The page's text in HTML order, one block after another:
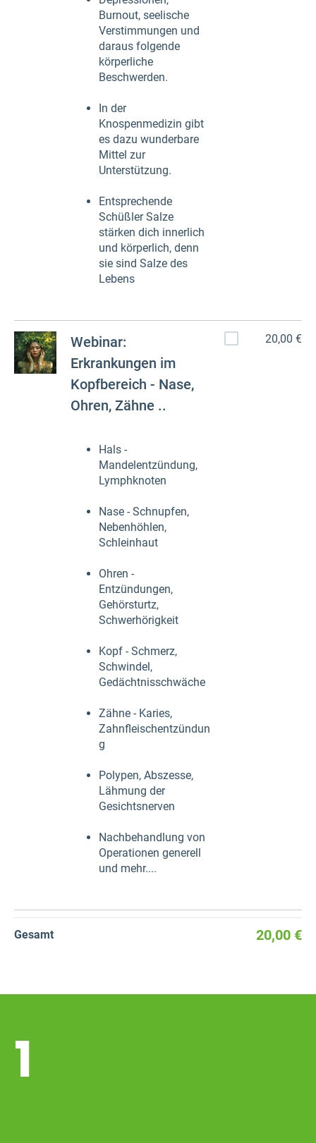
Burnout, seelische
Verstimmungen und
daraus folgende
körperliche
Beschwerden.
In der
Knospenmedizin gibt
es dazu wunderbare
Mittel zur
Unterstützung.
Entsprechende
Schüßler Salze
stärken dich innerlich
und körperlich, denn
sie sind Salze des
Lebens
Webinar:
Erkrankungen im
Kopfbereich - Nase,
Ohren, Zähne ..
Hals -
Mandelentzündung,
Lymphknoten
Nase - Schnupfen,
Nebenhöhlen,
Schleinhaut
Ohren -
Entzündungen,
Gehörsturtz,
Schwerhörigkeit
Kopf - Schmerz,
Schwindel,
Gedächtnisschwäche
Zähne - Karies,
Zahnfleischentzündun
g
Polypen, Abszesse,
Lähmung der
Gesichtsnerven
Nachbehandlung von
Operationen generell
und mehr....
20,00 €
Gesamt 20,00 €
1